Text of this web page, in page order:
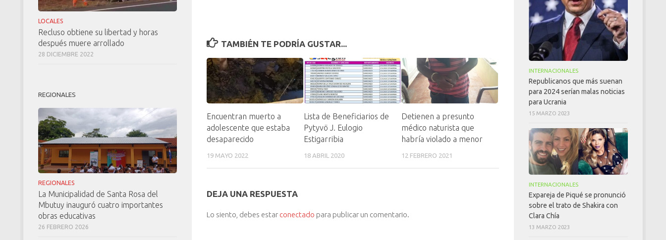
TAMBIÉN TE PODRÍA GUSTAR...
Encuentran muerto a
adolescente que estaba
desaparecido
19 MAYO 2022
Lista de Beneficiarios de
Pytyvö J. Eulogio
Estigarribia
18 ABRIL 2020
Detienen a presunto
médico naturista que
habría violado a menor
12 FEBRERO 2021
DEJA UNA RESPUESTA
Lo siento, debes estar conectado para publicar un comentario.
LOCALES
Recluso obtiene su libertad y horas
después muere arrollado
28 DICIEMBRE 2022
REGIONALES
REGIONALES
La Municipalidad de Santa Rosa del
Mbutuy inauguró cuatro importantes
obras educativas
26 FEBRERO 2026
INTERNACIONALES
Republicanos que más suenan
para 2024 serían malas noticias
para Ucrania
15 MARZO 2023
INTERNACIONALES
Expareja de Piqué se pronunció
sobre el trato de Shakira con
Clara Chía
13 MARZO 2023